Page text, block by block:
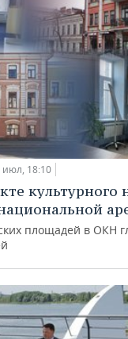
июл, 18:10
культурного
площадей в ОКН